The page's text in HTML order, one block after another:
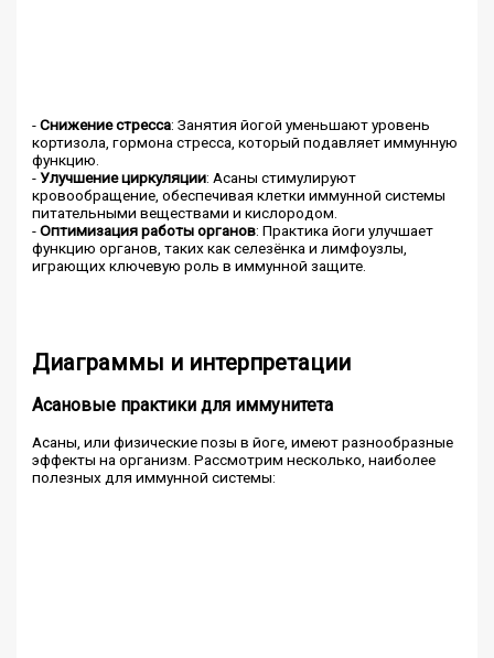
-Снижение стресса: Занятия йогой уменьшают уровень
кортизола, гормона стресса, который подавляет иммунную
функцию.
-Улучшение циркуляции: Асаны стимулируют
кровообращение, обеспечивая клетки иммунной системы
питательными веществами и кислородом.
-Оптимизация работы органов: Практика йоги улучшает
функцию органов, таких как селезёнка и лимфоузлы,
играющих ключевую роль в иммунной защите.
Диаграммы и интерпретации
Асановые практики для иммунитета
Асаны, или физические позы в йоге, имеют разнообразные
эффекты на организм. Рассмотрим несколько, наиболее
полезных для иммунной системы: